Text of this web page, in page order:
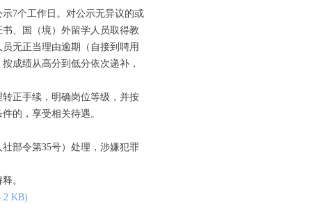
7个工作日。对公示无异议的或
、国（境）外留学人员取得教
无正当理由逾期（自接到聘用
成绩从高分到低分依次递补，
正手续，明确岗位等级，并按
的，享受相关待遇。
部令第35号）处理，涉嫌犯罪
。
KB)